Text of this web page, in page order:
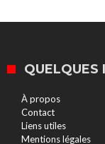
QUELQUES
À propos
Contact
Liens utiles
Mentions légales